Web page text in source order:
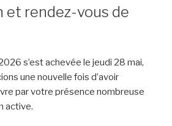
et rendez-vous de
s’est achevée le jeudi 28 mai,
une nouvelle fois d’avoir
par votre présence nombreuse
active.